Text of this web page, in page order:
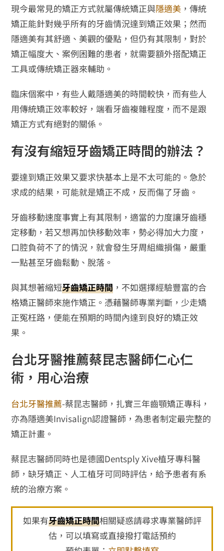
現今最常見的矯正方式就屬傳統矯正與隱適美 ，傳統
矯正能針對幾乎所有的牙齒情況達到矯正效果；然而
隱適美有其舒適、美觀的優點，但仍有其限制，對於
矯正幅度大、案例困難的患者，就需要額外搭配矯正
工具或傳統矯正器來輔助。
臨床個案中，有些人戴隱適美的時間較快，而有些人
用傳統矯正效率較好，端看牙齒複雜程度，而不是跟
矯正方式有絕對的關係。
有沒有縮短牙齒矯正時間的辦法？
要達到矯正效果又要求快基本上是不太可能的。急於
求成的結果，可能就是矯正不成，反而傷了牙齒。
牙齒移動速度事實上有其限制，適當的力度讓牙齒穩
定移動，若又想再加快移動效率，勢必得加大力度，
口腔負荷不了的情況，就會發生牙周組織損傷，嚴重
一點甚至牙齒鬆動、脫落。
與其想著縮短牙齒矯正時間 ，不如選擇經驗豐富的合
格矯正醫師來施作矯正。憑藉醫師專業判斷，少走矯
正冤枉路，便能在預期的時間內達到良好的矯正效
果。
台北牙醫推薦蔡昆志醫師仁心仁
術，用心治療
台北牙醫推薦-蔡昆志醫師，扎實三年齒顎矯正專科，
亦為隱適美Invisalign認證醫師，為患者制定最完整的
矯正計畫。
蔡昆志醫師同時也是德國Dentsply Xive植牙專科醫
師，缺牙矯正、人工植牙可同時評估，給予患者有系
統的治療方案。
如果有牙齒矯正時間相關疑惑請尋求專業醫師評
估，可以填寫或直接撥打電話預約